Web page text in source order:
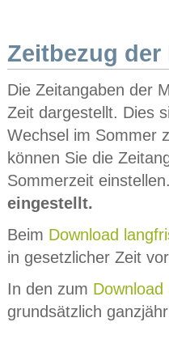
Zeitbezug der
Die Zeitangaben der
Zeit dargestellt. Dies
Wechsel im Sommer
können Sie die
Sommerzeit
eingestellt.
Beim Download
in gesetzlicher Zeit
In den zum Download
grundsätzlich